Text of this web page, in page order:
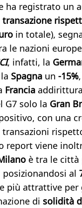
ha registrato un
in totale),
le nazioni
, infatti, la
la Spagna un -15%
Francia
G7 solo la Gran
con una
report viene
è tra le
al
più attrattive per
di solidità